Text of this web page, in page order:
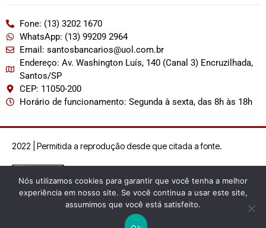
Fone: (13) 3202 1670
WhatsApp: (13) 99209 2964
Email: santosbancarios@uol.com.br
Endereço: Av. Washington Luís, 140 (Canal 3) Encruzilhada,
Santos/SP
CEP: 11050-200
Horário de funcionamento: Segunda à sexta, das 8h às 18h
2022 | Permitida a reprodução desde que citada a fonte.
Nós utilizamos cookies para garantir que você tenha a melhor
experiência em nosso site. Se você continua a usar este site,
assumimos que você está satisfeito.